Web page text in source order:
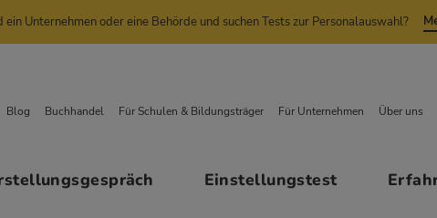
ein Unternehmen oder eine Behörde und suchen Tests zur Personalauswahl?
Einstellungstest
Blog Buchhandel Für Schulen & Bildungsträger Für Unternehmen Über uns